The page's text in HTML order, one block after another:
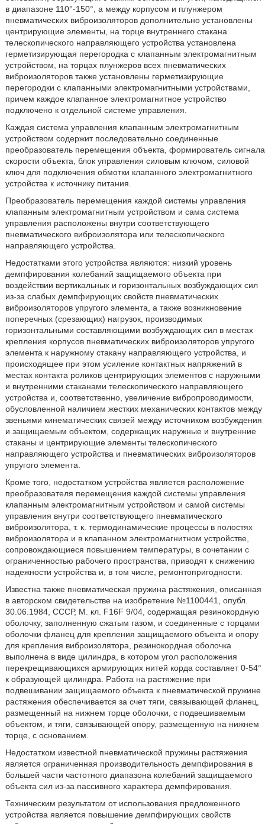
в диапазоне 110°-150°, а между корпусом и плунжером
пневматических виброизоляторов дополнительно установлены
центрирующие элементы, на торце внутреннего стакана
телескопического направляющего устройства установлена
герметизирующая перегородка с клапанным электромагнитным
устройством, на торцах плунжеров всех пневматических
виброизоляторов также установлены герметизирующие
перегородки с клапанными электромагнитными устройствами,
причем каждое клапанное электромагнитное устройство
подключено к отдельной системе управления.
Каждая система управления клапанным электромагнитным
устройством содержит последовательно соединенные
преобразователь перемещения объекта, формирователь сигнала
скорости объекта, блок управления силовым ключом, силовой
ключ для подключения обмотки клапанного электромагнитного
устройства к источнику питания.
Преобразователь перемещения каждой системы управления
клапанным электромагнитным устройством и сама система
управления расположены внутри соответствующего
пневматического виброизолятора или телескопического
направляющего устройства.
Недостатками этого устройства являются: низкий уровень
демпфирования колебаний защищаемого объекта при
воздействии вертикальных и горизонтальных возбуждающих сил
из-за слабых демпфирующих свойств пневматических
виброизоляторов упругого элемента, а также возникновение
поперечных (срезающих) нагрузок, производимых
горизонтальными составляющими возбуждающих сил в местах
крепления корпусов пневматических виброизоляторов упругого
элемента к наружному стакану направляющего устройства, и
происходящее при этом усиление контактных напряжений в
местах контакта роликов центрирующих элементов с наружными
и внутренними стаканами телескопического направляющего
устройства и, соответственно, увеличение вибропроводимости,
обусловленной наличием жестких механических контактов между
звеньями кинематических связей между источником возбуждения
и защищаемым объектом, содержащих наружные и внутренние
стаканы и центрирующие элементы телескопического
направляющего устройства и пневматических виброизоляторов
упругого элемента.
Кроме того, недостатком устройства является расположение
преобразователя перемещения каждой системы управления
клапанным электромагнитным устройством и самой системы
управления внутри соответствующего пневматического
виброизолятора, т. к. термодинамические процессы в полостях
виброизолятора и в клапанном электромагнитном устройстве,
сопровождающиеся повышением температуры, в сочетании с
ограниченностью рабочего пространства, приводят к снижению
надежности устройства и, в том числе, ремонтопригодности.
Известна также пневматическая пружина растяжения, описанная
в авторском свидетельстве на изобретение №1100441, опубл.
30.06.1984, СССР, М. кл. F16F 9/04, содержащая резинокордную
оболочку, заполненную сжатым газом, и соединенные с торцами
оболочки фланец для крепления защищаемого объекта и опору
для крепления виброизолятора, резинокордная оболочка
выполнена в виде цилиндра, в котором угол расположения
перекрещивающихся армирующих нитей корда составляет 0-54°
к образующей цилиндра. Работа на растяжение при
подвешивании защищаемого объекта к пневматической пружине
растяжения обеспечивается за счет тяги, связывающей фланец,
размещенный на нижнем торце оболочки, с подвешиваемым
объектом, и тяги, связывающей опору, размещенную на нижнем
торце, с основанием.
Недостатком известной пневматической пружины растяжения
является ограниченная производительность демпфирования в
большей части частотного диапазона колебаний защищаемого
объекта сил из-за пассивного характера демпфирования.
Техническим результатом от использования предложенного
устройства является повышение демпфирующих свойств